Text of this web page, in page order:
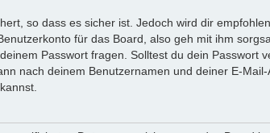
so dass es sicher ist. Jedoch wird dir
für das Board, also geh mit ihm
Passwort fragen. Solltest du dein Passwort
nach deinem Benutzernamen und deiner E-